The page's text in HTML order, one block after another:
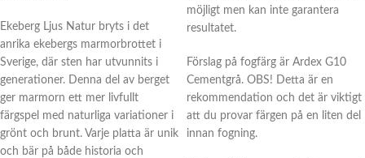
Ekeberg Ljus Natur bryts i det
anrika ekebergs marmorbrottet i
Sverige, där sten har utvunnits i
generationer. Denna del av berget
ger marmorn ett mer livfullt
färgspel med naturliga variationer i
grönt och brunt. Varje platta är unik
och bär på både historia och
möjligt men kan inte garantera
resultatet.
Förslag på fogfärg är Ardex G10
Cementgrå. OBS! Detta är en
rekommendation och det är viktigt
att du provar färgen på en liten del
innan fogning.